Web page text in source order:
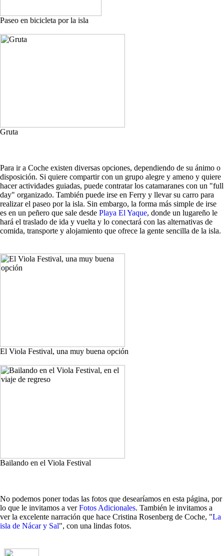
Paseo en bicicleta por la isla
Gruta
Para ir a Coche existen diversas opciones, dependiendo de su ánimo o
disposición. Si quiere compartir con un grupo alegre y ameno y quiere
hacer actividades guiadas, puede contratar los catamaranes con un "full
day" organizado. También puede irse en Ferry y llevar su carro para
realizar el paseo por la isla. Sin embargo, la forma más simple de irse
es en un peñero que sale desde Playa El Yaque, donde un lugareño le
hará el traslado de ida y vuelta y lo conectará con las alternativas de
comida, transporte y alojamiento que ofrece la gente sencilla de la isla.
El Viola Festival, una muy buena opción
Bailando en el Viola Festival
No podemos poner todas las fotos que desearíamos en esta página, por
lo que le invitamos a verFotos Adicionales. También le invitamos a
ver la excelente narración que hace Cristina Rosenberg de Coche, "La
isla de Nácar y Sal", con una lindas fotos.